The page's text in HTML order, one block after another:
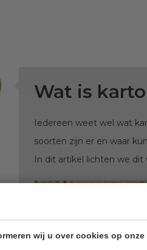
wij u over cookies op onze
Wat is
Iedereen weet wel wat
soorten zijn er en waar
In dit artikel lichten we dit